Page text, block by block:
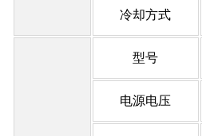
冷却方式
型号
电源电压